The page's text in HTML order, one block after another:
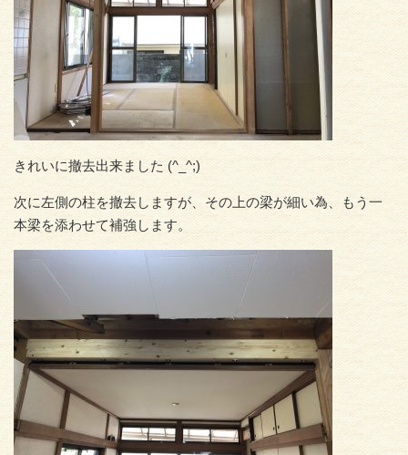
きれいに撤去出来ました (^_^;)
次に左側の柱を撤去しますが、その上の梁が細い為、もう一
本梁を添わせて補強します。